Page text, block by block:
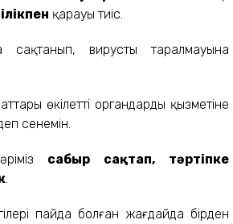
қарауы тиіс.
вирустың таралмауына
өкілетті органдардың қызметіне
сенемін.
сабыр сақтап, тәртіпке
пайда болған жағдайда бірден